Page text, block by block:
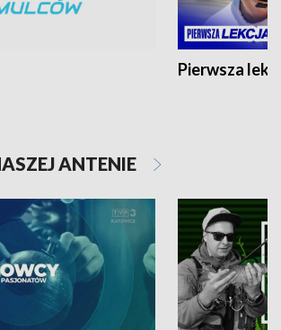
Pierwsza
ANTENIE